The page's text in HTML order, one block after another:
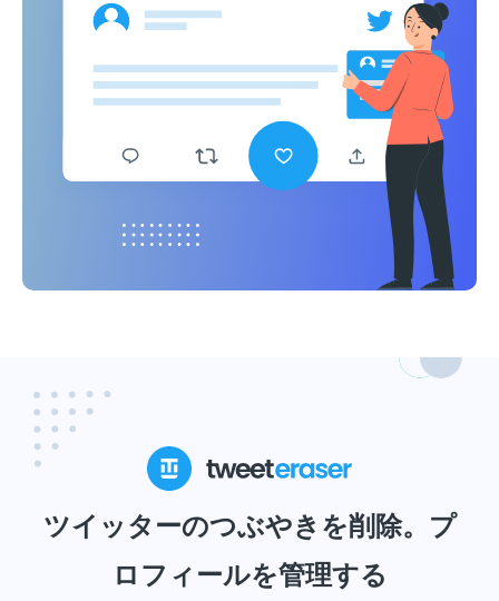
ツイッターのつぶやきを削除。プ
ロフィールを管理する